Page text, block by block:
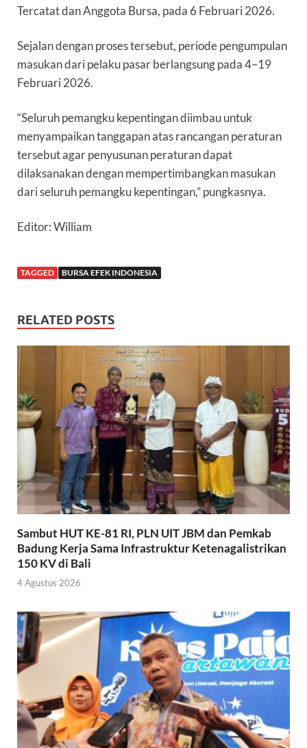
Tercatat dan Anggota Bursa, pada 6 Februari 2026.
Sejalan dengan proses tersebut, periode pengumpulan
masukan dari pelaku pasar berlangsung pada 4–19
Februari 2026.
“Seluruh pemangku kepentingan diimbau untuk
menyampaikan tanggapan atas rancangan peraturan
tersebut agar penyusunan peraturan dapat
dilaksanakan dengan mempertimbangkan masukan
dari seluruh pemangku kepentingan,” pungkasnya.
Editor: William
TAGGED BURSA EFEK INDONESIA
RELATED POSTS
Sambut HUT KE-81 RI, PLN UIT JBM dan Pemkab
Badung Kerja Sama Infrastruktur Ketenagalistrikan
150 KV di Bali
4 Agustus 2026